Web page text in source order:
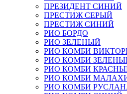
ПРЕЗИДЕНТ СИНИЙ
ПРЕСТИЖ СЕРЫЙ
ПРЕСТИЖ СИНИЙ
РИО БОРДО
РИО ЗЕЛЕНЫЙ
РИО КОМБИ
РИО КОМБИ
РИО КОМБИ
РИО КОМБИ
РИО КОМБИ